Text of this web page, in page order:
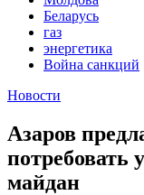
Беларусь
газ
энергетика
Война санкций
Новости
Азаров
потребовать
майдан